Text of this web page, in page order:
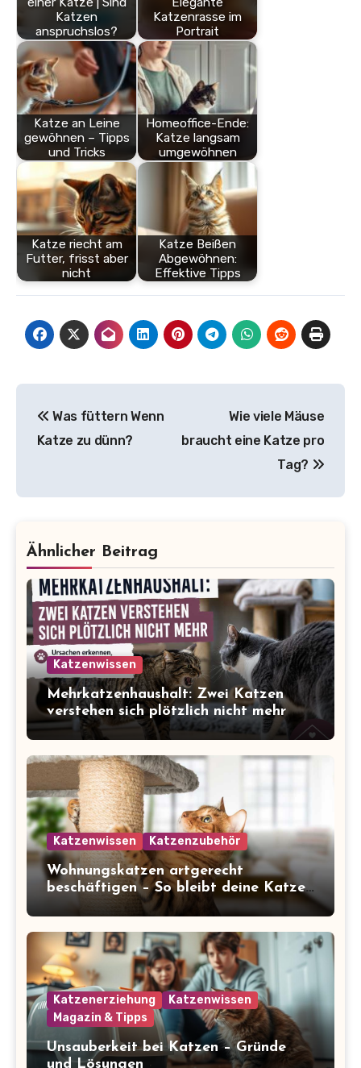
Katzen
anspruchslos?
Katzenrasse im
Portrait
Katze an Leine
gewöhnen – Tipps
und Tricks
Homeoffice-Ende:
Katze langsam
umgewöhnen
Katze riecht am
Futter, frisst aber
nicht
Katze Beißen
Abgewöhnen:
Effektive Tipps
Was füttern Wenn
Katze zu dünn?
Wie viele Mäuse
braucht eine Katze pro
Tag?
Ähnlicher Beitrag
Katzenwissen
Mehrkatzenhaushalt: Zwei Katzen
verstehen sich plötzlich nicht mehr
Katzenwissen Katzenzubehör
Wohnungskatzen artgerecht
beschäftigen – So bleibt deine Katze
glücklich und gesund
Katzenerziehung
Katzenwissen
Magazin & Tipps
Unsauberkeit bei Katzen – Gründe
und Lösungen